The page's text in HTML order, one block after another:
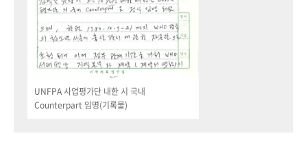
UNFPA 사업평가단 내한 시 국내
Counterpart 임명(기록물)